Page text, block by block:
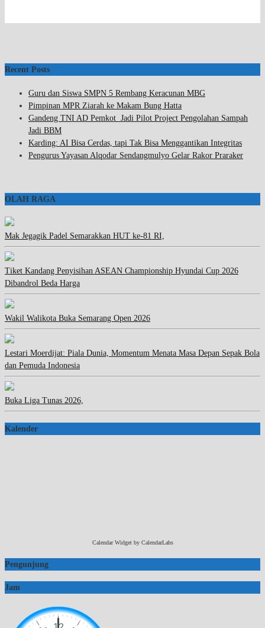
Recent Posts
Guru dan Siswa SMPN 5 Rembang Keracunan MBG
Pimpinan MPR Ziarah ke Makam Bung Hatta
Gandeng TNI AD Pemkot Jadi Pilot Project Pengolahan Sampah
Jadi BBM
Karding: AI Bisa Cerdas, tapi Tak Bisa Menggantikan Integritas
Pengurus Yayasan Alqodar Sendangmulyo Gelar Rakor Praraker
OLAH RAGA
Mak Jegagik Padel Semarakkan HUT ke-81 RI,
Tiket Kandang Penyisihan ASEAN Championship Hyundai Cup 2026
Dibandrol Beda Harga
Wakil Walikota Buka Semarang Open 2026
Lestari Moerdijat: Piala Dunia, Momentum Menata Masa Depan Sepak Bola
dan Pemuda Indonesia
Buka Liga Tunas 2026,
Kalender
Calendar Widget by CalendarLabs
Pengunjung
Jam